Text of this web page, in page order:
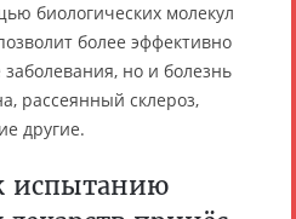
биологических молекул
более эффективно
но и болезнь
рассеянный склероз,
другие.
испытанию